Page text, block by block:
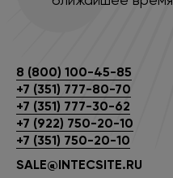
8 (800) 100-45-85
+7 (351) 777-80-70
+7 (351) 777-30-62
+7 (922) 750-20-10
+7 (351) 750-20-10
SALE@INTECSITE.RU